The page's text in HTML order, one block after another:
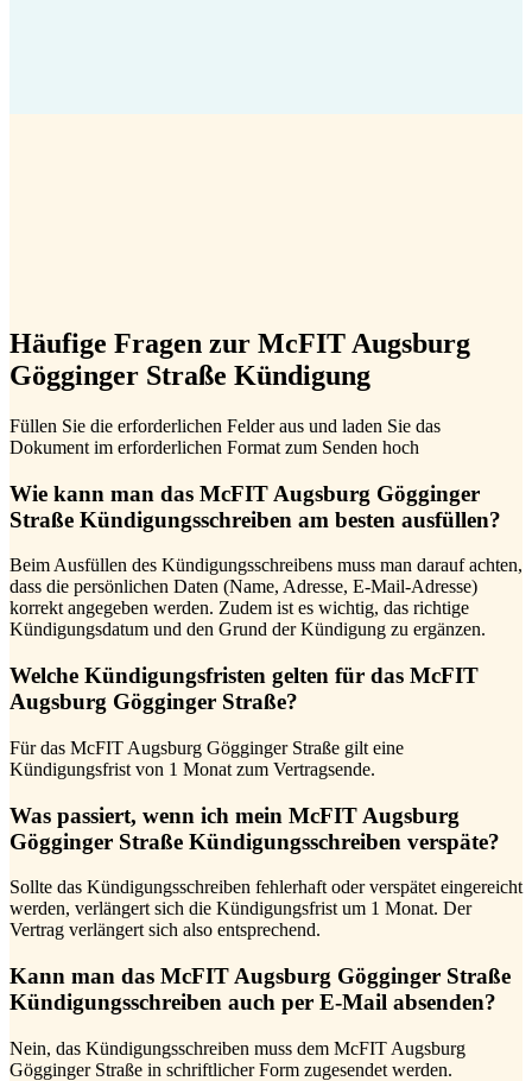
Häufige Fragen zur McFIT Augsburg
Gögginger Straße Kündigung
Füllen Sie die erforderlichen Felder aus und laden Sie das
Dokument im erforderlichen Format zum Senden hoch
Wie kann man das McFIT Augsburg Gögginger
Straße Kündigungsschreiben am besten ausfüllen?
Beim Ausfüllen des Kündigungsschreibens muss man darauf achten,
dass die persönlichen Daten (Name, Adresse, E-Mail-Adresse)
korrekt angegeben werden. Zudem ist es wichtig, das richtige
Kündigungsdatum und den Grund der Kündigung zu ergänzen.
Welche Kündigungsfristen gelten für das McFIT
Augsburg Gögginger Straße?
Für das McFIT Augsburg Gögginger Straße gilt eine
Kündigungsfrist von 1 Monat zum Vertragsende.
Was passiert, wenn ich mein McFIT Augsburg
Gögginger Straße Kündigungsschreiben verspäte?
Sollte das Kündigungsschreiben fehlerhaft oder verspätet eingereicht
werden, verlängert sich die Kündigungsfrist um 1 Monat. Der
Vertrag verlängert sich also entsprechend.
Kann man das McFIT Augsburg Gögginger Straße
Kündigungsschreiben auch per E-Mail absenden?
Nein, das Kündigungsschreiben muss dem McFIT Augsburg
Gögginger Straße in schriftlicher Form zugesendet werden.